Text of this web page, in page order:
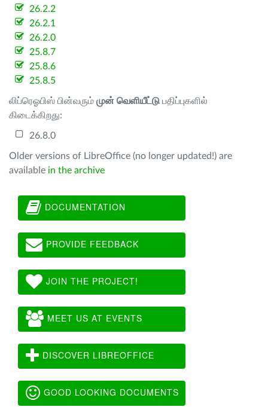
26.2.2
26.2.1
26.2.0
25.8.7
25.8.6
25.8.5
லிப்ரெஓபிஸ் பின்வரும் முன் வெளியீட்டு பதிப்புகளில்
கிடைக்கிறது:
26.8.0
Older versions of LibreOffice (no longer updated!) are
available in the archive
DOCUMENTATION
PROVIDE FEEDBACK
JOIN THE PROJECT!
MEET US AT EVENTS
DISCOVER LIBREOFFICE
GOOD LOOKING DOCUMENTS